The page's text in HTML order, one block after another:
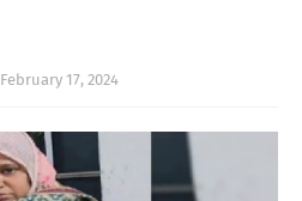
February 17, 2024